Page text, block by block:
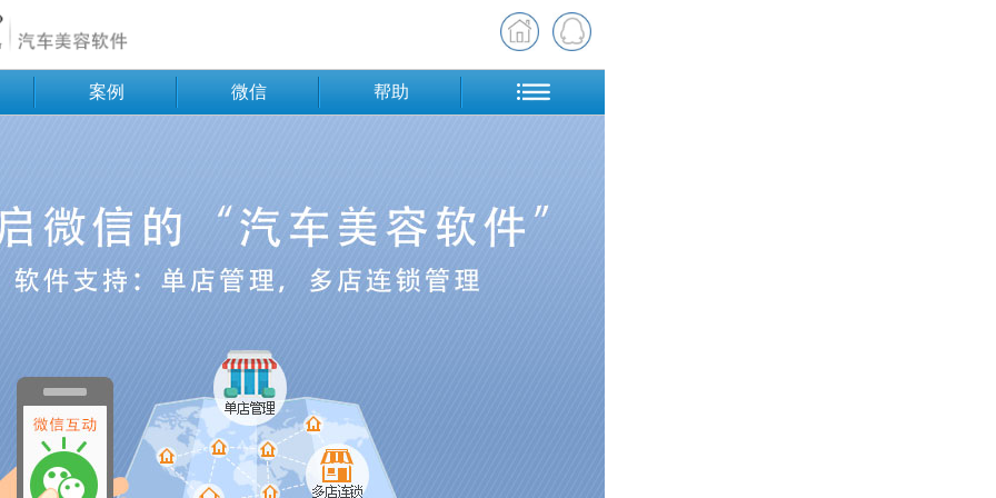
案例 微信 帮助